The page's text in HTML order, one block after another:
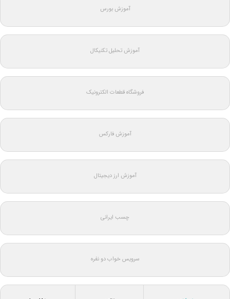
آموزش بورس
آموزش تحلیل تکنیکال
فروشگاه قطعات الکترونیک
آموزش فارکس
آموزش ارز دیجیتال
چسب ایرانی
سرویس خواب دو نفره